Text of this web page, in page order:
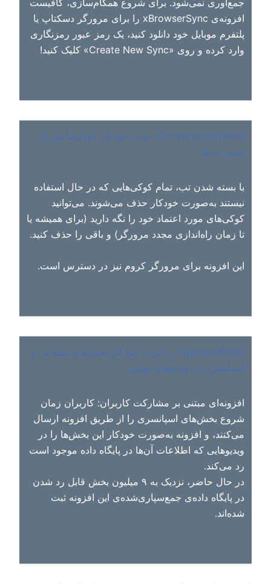
جمع‌آوری نمی‌شود. برای شروع همگام‌سازی، کافیست
افزونه‌ی xBrowserSync را برای مرورگر دسکتاپ یا
پلتفرم موبایل خود دانلود کنید، یک رمز عبور رمزنگاری
وارد کرده و روی «Create New Sync» کلیک کنید!
Cookie AutoDelete: حذف خودکار کوکی‌ها پس از
بستن تب‌ها
با بسته شدن تب، تمام کوکی‌هایی که در حال استفاده
نیستند به‌صورت خودکار حذف می‌شوند. می‌توانید
کوکی‌های مورد اعتماد خود را نگه دارید (برای همیشه یا
تا زمان راه‌اندازی مجدد مرورگر) و باقی را حذف کنید.
این افزونه برای مرورگر کروم نیز در دسترس است.
SponsorBlock: رد کردن خودکار بخش‌های تبلیغاتی و
اسپانسری در ویدیوهای یوتیوب
افزونه‌ای مبتنی بر مشارکت کاربران: کاربران زمان
شروع بخش‌های اسپانسری را از طریق افزونه ارسال
می‌کنند، و افزونه به‌صورت خودکار این بخش‌ها را در
ویدیوهایی که اطلاعات آن‌ها در پایگاه داده موجود است
رد می‌کند.
در حال حاضر، نزدیک به ۹ میلیون بخش قابل رد شدن
در پایگاه داده‌ی جمع‌سپاری‌شده‌ی این افزونه ثبت
شده‌اند.